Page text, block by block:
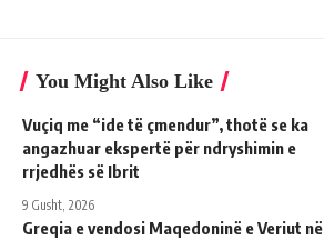
You Might Also Like
Vuçiq me “ide të çmendur”, thotë se ka
angazhuar ekspertë për ndryshimin e
rrjedhës së Ibrit
9 Gusht, 2026
Greqia e vendosi Maqedoninë e Veriut në